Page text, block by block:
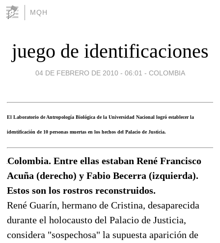
MQH
juego de identificaciones
04 DE FEBRERO DE 2010 - 06:01 - COLOMBIA
El Laboratorio de Antropología Biológica de la Universidad Nacional logró establecer la
identificación de 10 personas muertas en los hechos del Palacio de Justicia.
Colombia. Entre ellas estaban René Francisco
Acuña (derecho) y Fabio Becerra (izquierda).
Estos son los rostros reconstruidos.
René Guarín, hermano de Cristina, desaparecida
durante el holocausto del Palacio de Justicia,
considera "sospechosa" la supuesta aparición de